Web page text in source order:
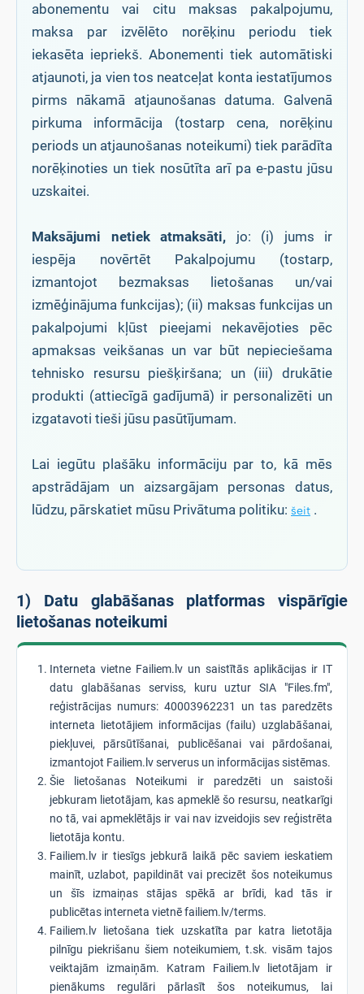
abonementu vai citu maksas pakalpojumu,
maksa par izvēlēto norēķinu periodu tiek
iekasēta iepriekš. Abonementi tiek automātiski
atjaunoti, ja vien tos neatceļat konta iestatījumos
pirms nākamā atjaunošanas datuma. Galvenā
pirkuma informācija (tostarp cena, norēķinu
periods un atjaunošanas noteikumi) tiek parādīta
norēķinoties un tiek nosūtīta arī pa e-pastu jūsu
uzskaitei.
Maksājumi netiek atmaksāti, jo: (i) jums ir
iespēja novērtēt Pakalpojumu (tostarp,
izmantojot bezmaksas lietošanas un/vai
izmēģinājuma funkcijas); (ii) maksas funkcijas un
pakalpojumi kļūst pieejami nekavējoties pēc
apmaksas veikšanas un var būt nepieciešama
tehnisko resursu piešķiršana; un (iii) drukātie
produkti (attiecīgā gadījumā) ir personalizēti un
izgatavoti tieši jūsu pasūtījumam.
Lai iegūtu plašāku informāciju par to, kā mēs
apstrādājam un aizsargājam personas datus,
lūdzu, pārskatiet mūsu Privātuma politiku: šeit .
1) Datu glabāšanas platformas vispārīgie
lietošanas noteikumi
Interneta vietne Failiem.lv un saistītās aplikācijas ir IT
datu glabāšanas serviss, kuru uztur SIA "Files.fm",
reģistrācijas numurs: 40003962231 un tas paredzēts
interneta lietotājiem informācijas (failu) uzglabāšanai,
piekļuvei, pārsūtīšanai, publicēšanai vai pārdošanai,
izmantojot Failiem.lv serverus un informācijas sistēmas.
Šie lietošanas Noteikumi ir paredzēti un saistoši
jebkuram lietotājam, kas apmeklē šo resursu, neatkarīgi
no tā, vai apmeklētājs ir vai nav izveidojis sev reģistrēta
lietotāja kontu.
Failiem.lv ir tiesīgs jebkurā laikā pēc saviem ieskatiem
mainīt, uzlabot, papildināt vai precizēt šos noteikumus
un šīs izmaiņas stājas spēkā ar brīdi, kad tās ir
publicētas interneta vietnē failiem.lv/terms.
Failiem.lv lietošana tiek uzskatīta par katra lietotāja
pilnīgu piekrišanu šiem noteikumiem, t.sk. visām tajos
veiktajām izmaiņām. Katram Failiem.lv lietotājam ir
pienākums regulāri pārlasīt šos noteikumus, lai